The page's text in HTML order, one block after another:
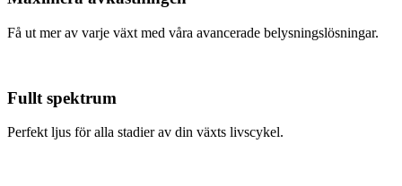
Få ut mer av varje växt med våra avancerade belysningslösningar.
Fullt spektrum
Perfekt ljus för alla stadier av din växts livscykel.